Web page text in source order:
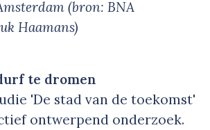
(bron: BNA
Haamans)
te dromen
'De stad van de toekomst'
ontwerpend onderzoek.